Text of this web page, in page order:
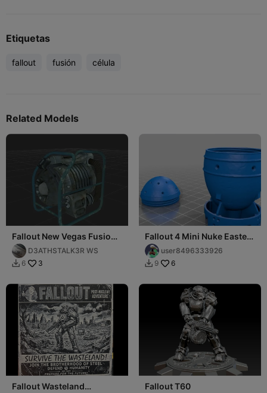
Etiquetas
fallout fusión célula
Related Models
Fallout New Vegas Fusion
Generator
D3ATHSTALK3R WS
 6 3
Fallout 4 Mini Nuke Easter
Egg container
user8496333926
 9 6
Fallout Wasteland
Fallout T60